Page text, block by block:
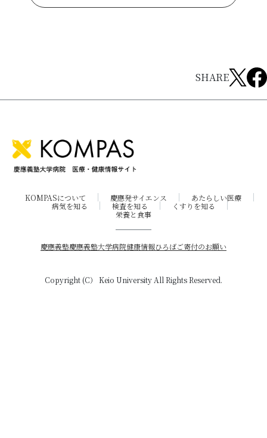
SHARE
KOMPASについて 慶應発サイエンス
あたらしい医療
病気を知る
検査を知る
くすりを知る
栄養と食事
慶應義塾慶應義塾大学病院健康情報ひろばご寄付のお願い
Copyright (C） Keio University All Rights Reserved.